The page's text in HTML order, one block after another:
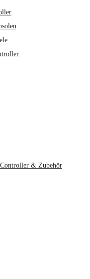
& Zubehör